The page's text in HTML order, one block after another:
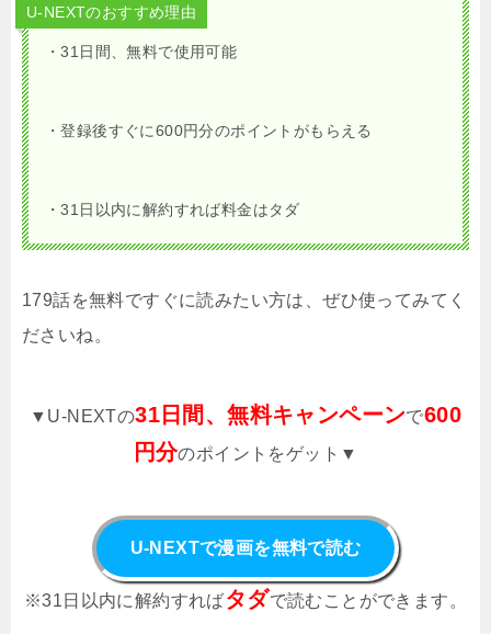
U-NEXTのおすすめ理由
・31日間、無料で使用可能
・登録後すぐに600円分のポイントがもらえる
・31日以内に解約すれば料金はタダ
179話を無料ですぐに読みたい方は、ぜひ使ってみてく
ださいね。
▼U-NEXTの31日間、無料キャンペーンで600
円分のポイントをゲット▼
U-NEXTで漫画を無料で読む
※31日以内に解約すればタダで読むことができます。